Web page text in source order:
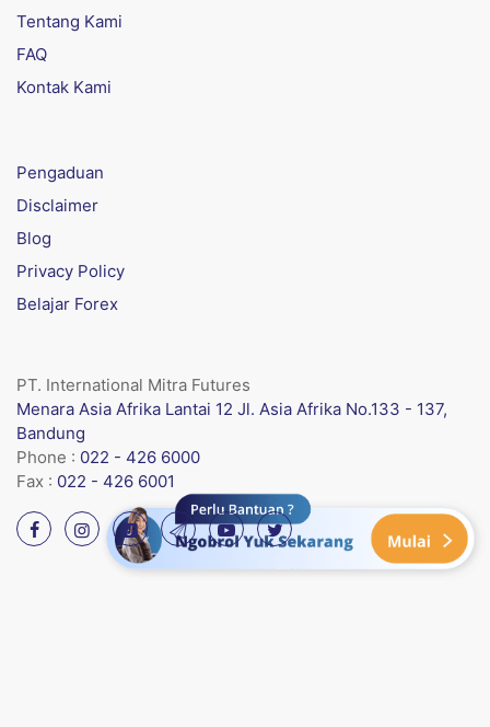
Tentang Kami
FAQ
Kontak Kami
Pengaduan
Disclaimer
Blog
Privacy Policy
Belajar Forex
PT. International Mitra Futures
Menara Asia Afrika Lantai 12 Jl. Asia Afrika No.133 - 137,
Bandung
Phone : 022 - 426 6000
Fax : 022 - 426 6001